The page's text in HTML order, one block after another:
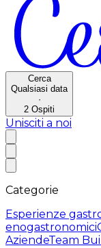
Cerca
Qualsiasi data
·
2 Ospiti
Unisciti a noi
Categorie
Esperienze
enogastronomici
AziendeTeam